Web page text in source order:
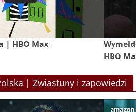
| HBO Max
HBO
| Zwiastuny i zapowiedzi